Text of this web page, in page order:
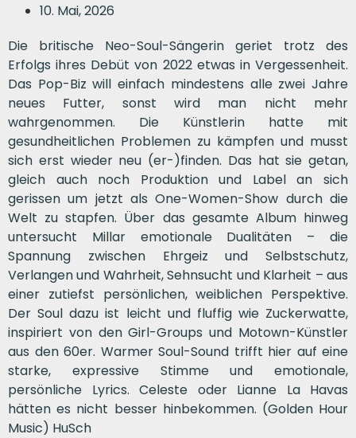
10. Mai, 2026
Die britische Neo-Soul-Sängerin geriet trotz des
Erfolgs ihres Debüt von 2022 etwas in Vergessenheit.
Das Pop-Biz will einfach mindestens alle zwei Jahre
neues Futter, sonst wird man nicht mehr
wahrgenommen. Die Künstlerin hatte mit
gesundheitlichen Problemen zu kämpfen und musst
sich erst wieder neu (er-)finden. Das hat sie getan,
gleich auch noch Produktion und Label an sich
gerissen um jetzt als One-Women-Show durch die
Welt zu stapfen. Über das gesamte Album hinweg
untersucht Millar emotionale Dualitäten – die
Spannung zwischen Ehrgeiz und Selbstschutz,
Verlangen und Wahrheit, Sehnsucht und Klarheit – aus
einer zutiefst persönlichen, weiblichen Perspektive.
Der Soul dazu ist leicht und fluffig wie Zuckerwatte,
inspiriert von den Girl-Groups und Motown-Künstler
aus den 60er. Warmer Soul-Sound trifft hier auf eine
starke, expressive Stimme und emotionale,
persönliche Lyrics. Celeste oder Lianne La Havas
hätten es nicht besser hinbekommen. (Golden Hour
Music) HuSch